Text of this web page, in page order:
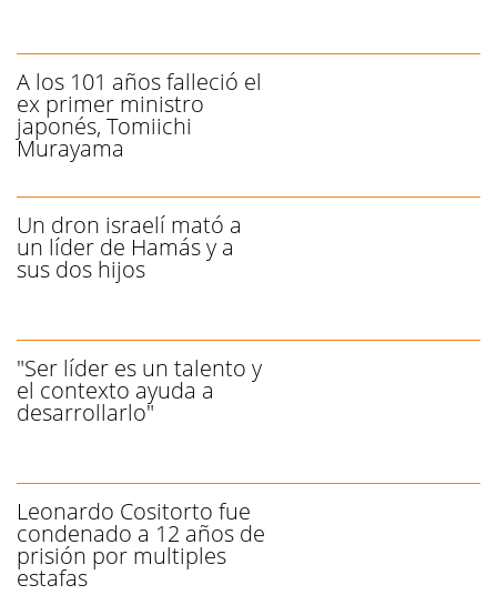
A los 101 años falleció el
ex primer ministro
japonés, Tomiichi
Murayama
Un dron israelí mató a
un líder de Hamás y a
sus dos hijos
"Ser líder es un talento y
el contexto ayuda a
desarrollarlo"
Leonardo Cositorto fue
condenado a 12 años de
prisión por multiples
estafas